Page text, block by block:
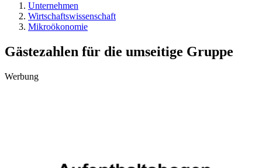
Unternehmen
Wirtschaftswissenschaft
Mikroökonomie
Gästezahlen für die umseitige Gruppe
Werbung